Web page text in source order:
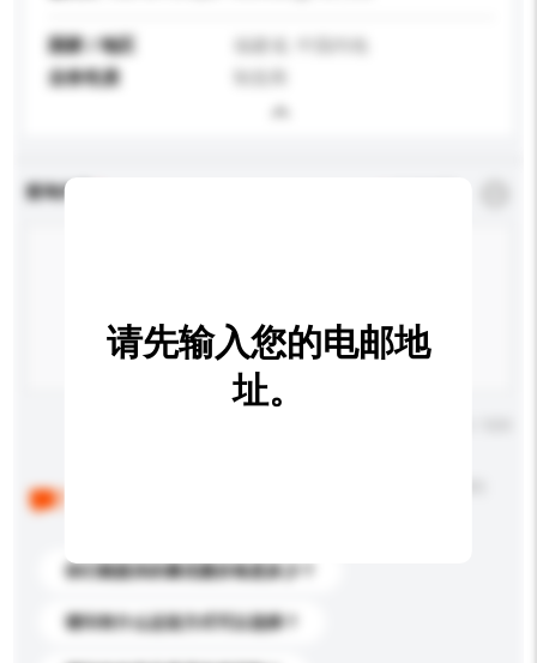
国家 / 地区
业务性质
查询内容
你们能提供的最优惠价格是多少？
请问有什么运送方式可以选择？
请先输入您的电邮地
址。